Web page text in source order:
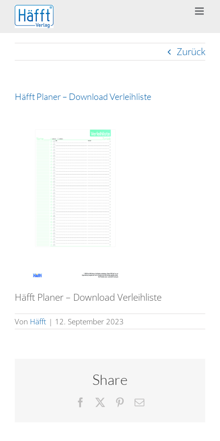
Zum
Inhalt
springen
Zurück
Häfft Planer – Download Verleihliste
Häfft Planer – Download Verleihliste
Von Häfft | 12. September 2023
Share
Facebook Pinterest
E-